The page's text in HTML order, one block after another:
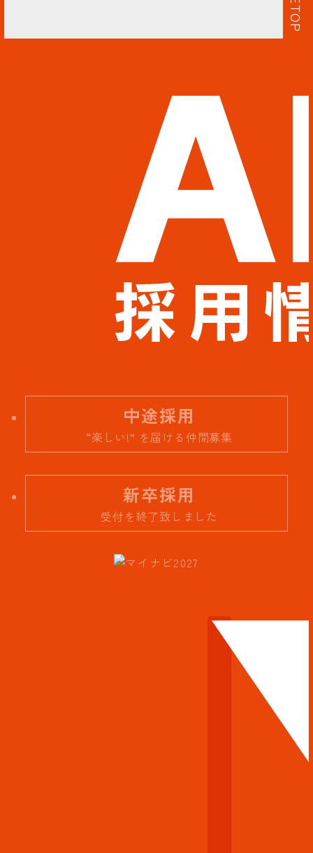
中途採用
“楽しい!” を届ける仲間募集
新卒採用
受付を終了致しました